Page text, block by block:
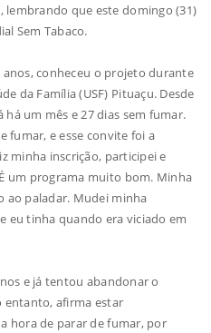
lembrando que este domingo (31)
Sem Tabaco.
anos, conheceu o projeto durante
da Família (USF) Pituaçu. Desde
um mês e 27 dias sem fumar.
fumar, e esse convite foi a
minha inscrição, participei e
um programa muito bom. Minha
ao paladar. Mudei minha
eu tinha quando era viciado em
e já tentou abandonar o
entanto, afirma estar
hora de parar de fumar, por